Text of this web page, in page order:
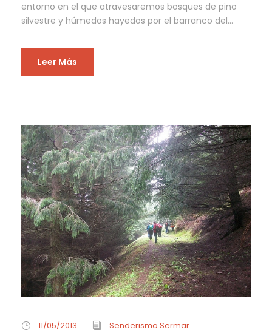
entorno en el que atravesaremos bosques de pino
silvestre y húmedos hayedos por el barranco del...
Leer Más
11/05/2013 Senderismo Sermar